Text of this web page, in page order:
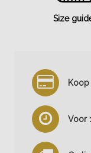
Size
Voor